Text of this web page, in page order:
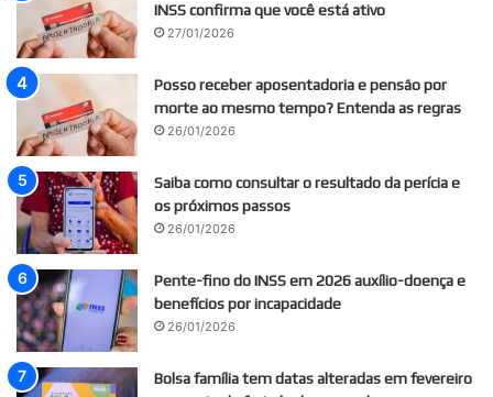
INSS confirma que você está ativo
27/01/2026
Posso receber aposentadoria e pensão por
morte ao mesmo tempo? Entenda as regras
26/01/2026
Saiba como consultar o resultado da perícia e
os próximos passos
26/01/2026
Pente-fino do INSS em 2026 auxílio-doença e
benefícios por incapacidade
26/01/2026
Bolsa família tem datas alteradas em fevereiro